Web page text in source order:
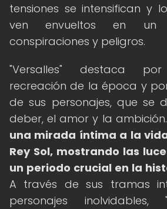
tensiones se intensifican y
ven envueltos en un
conspiraciones y peligros.
"Versalles" destaca
recreación de la época y
de sus personajes, que se
deber, el amor y la ambición.
una mirada íntima a la
Rey Sol, mostrando las
un periodo crucial en la
A través de sus tramas
personajes inolvidables,